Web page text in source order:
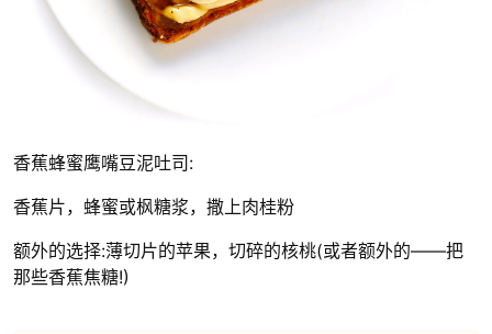
香蕉蜂蜜鹰嘴豆泥吐司:
香蕉片，蜂蜜或枫糖浆，撒上肉桂粉
额外的选择:薄切片的苹果，切碎的核桃(或者额外的——把
那些香蕉焦糖!)